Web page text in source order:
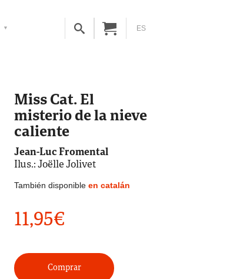
ES
Miss Cat. El
misterio de la nieve
caliente
Jean-Luc Fromental
Ilus.: Joëlle Jolivet
También disponible en catalán
11,95€
Comprar